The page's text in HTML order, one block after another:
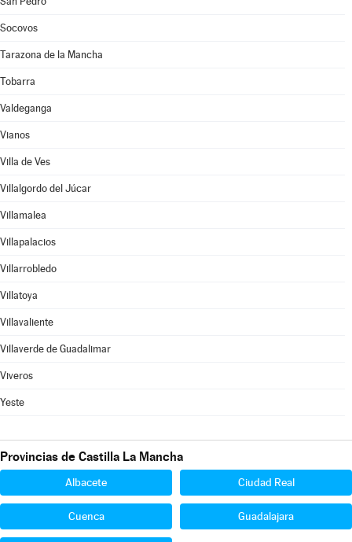
Socovos
Tarazona de la Mancha
Tobarra
Valdeganga
Vianos
Villa de Ves
Villalgordo del Júcar
Villamalea
Villapalacios
Villarrobledo
Villatoya
Villavaliente
Villaverde de Guadalimar
Viveros
Yeste
Provincias de Castilla La Mancha
Albacete Ciudad Real
Cuenca Guadalajara